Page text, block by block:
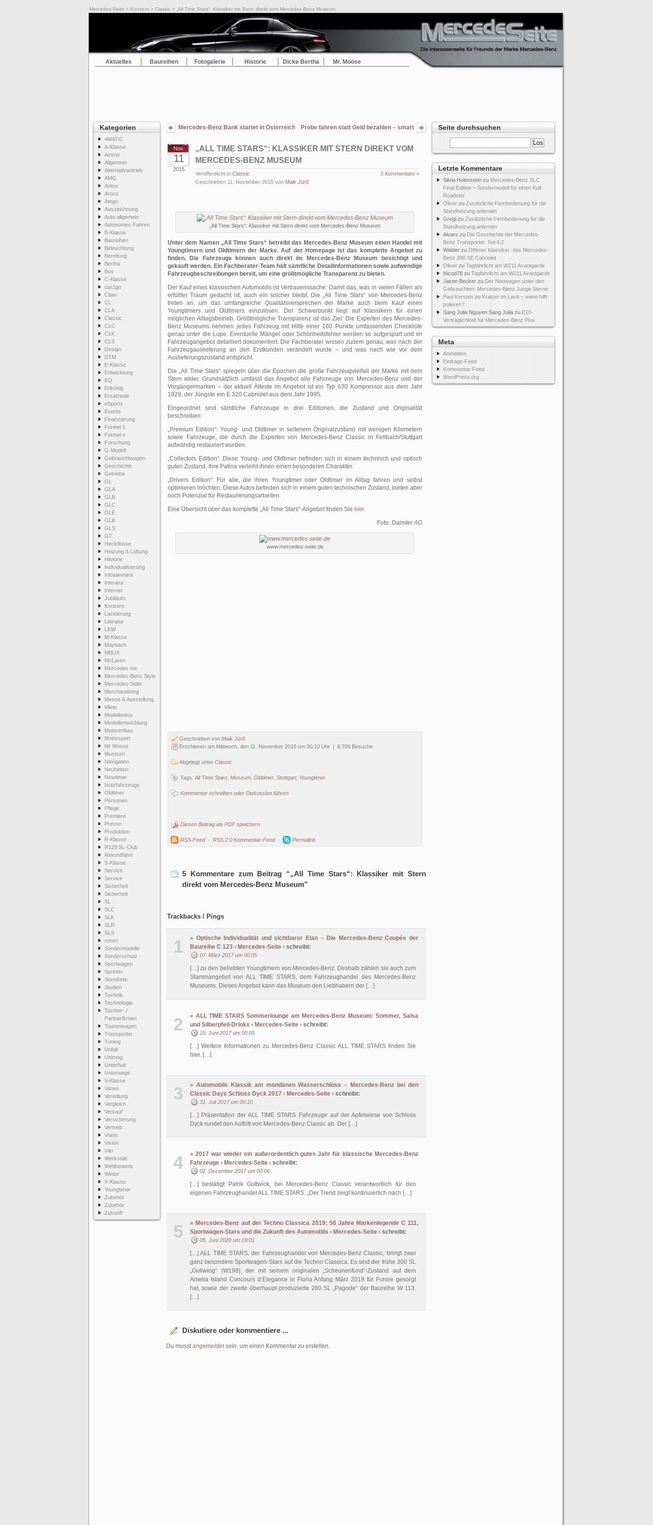
Mercedes-Seite > Konzern > Classic > „All Time Stars“: Klassiker mit Stern direkt vom Mercedes-Benz Museum
Aktuelles Baureihen Fotogalerie Historie Dicke Bertha Mr. Moose
Kategorien
4MATIC
A-Klasse
Actros
Allgemein
Alternativantrieb
AMG
Antos
Arocs
Atego
Auszeichnung
Auto allgemein
Autonomes Fahren
B-Klasse
Baureihen
Beleuchtung
Bereifung
Bertha
Bus
C-Klasse
car2go
Citan
CL
CLA
Classic
CLC
CLK
CLS
Design
DTM
E-Klasse
Entwicklung
EQ
Erlkönig
Ersatzteile
eSports
Events
Finanzierung
Formel 1
Formel e
Forschung
G-Modell
Gebrauchtwagen
Geschichte
Getriebe
GL
GLA
GLB
GLC
GLE
GLK
GLS
GT
Heckflosse
Heizung & Lüftung
Historie
Individualisierung
Infotainment
Interieur
Internet
Jubiläum
Konzern
Lackierung
Literatur
LKW
M-Klasse
Maybach
MBUX
McLaren
Mercedes me
Mercedes-Benz Style
Mercedes-Seite
Merchandising
Messe & Ausstellung
Miete
Modellautos
Modellentwicklung
Motorenbau
Motorsport
Mr Moose
Museum
Navigation
Neuheiten
Newtimer
Nutzfahrzeuge
Oldtimer
Personen
Pflege
Premiere
Presse
Produktion
R-Klasse
R129 SL-Club
Rekordfahrt
S-Klasse
Service
Service
Sicherheit
Sicherheit
SL
SLC
SLK
SLR
SLS
smart
Sondermodelle
Sonderschutz
Sportwagen
Sprinter
Standorte
Studien
Technik
Technologie
Tochter- /
Partnerfirmen
Tourenwagen
Transporter
Tuning
Unfall
Unimog
Unterhalt
Unterwegs
V-Klasse
Vaneo
Veredlung
Vergleich
Verkauf
Versicherung
Vertrieb
Viano
Vision
Vito
Werkstatt
Wettbewerb
Winter
X-Klasse
Youngtimer
Zubehör
Zubehör
Zukunft
Seite durchsuchen
Letzte Kommentare
Silvia Holenstein zu Mercedes-Benz SLC
Final Edition – Sondermodell für einen Kult-
Roadster
Oliver zu Zusätzliche Fernbedienung für die
Standheizung anlernen
Gregi zu Zusätzliche Fernbedienung für die
Standheizung anlernen
Aivars zu Die Geschichte der Mercedes-
Benz Transporter, Teil 4.2
Widder zu Offener Klassiker: das Mercedes-
Benz 280 SE Cabriolet
Oliver zu Tagfahrlicht am W211 Avantgarde
Nicod78 zu Tagfahrlicht am W211 Avantgarde
Jason Becker zu Der Neuwagen unter den
Gebrauchten: Mercedes-Benz Junge Sterne
Paul Kersten zu Kratzer im Lack – wann hilft
polieren?
Sang Julia Nguyen Sang Julia zu E10-
Verträglichkeit für Mercedes-Benz Pkw
Meta
Anmelden
Eintrags-Feed
Kommentar-Feed
WordPress.org
Mercedes-Benz Bank startet in Österreich
Probe fahren statt Geld bezahlen – smart
Nov.
11
2015
„ALL TIME STARS“: KLASSIKER MIT STERN DIREKT VOM
MERCEDES-BENZ MUSEUM
Veröffentlicht in Classic
5 Kommentare »
Geschrieben 11. November 2015 von Maik Jürß
„All Time Stars“: Klassiker mit Stern direkt vom Mercedes-Benz Museum
Unter dem Namen „All Time Stars“ betreibt das Mercedes-Benz Museum einen Handel mit
Youngtimern und Oldtimern der Marke. Auf der Homepage ist das komplette Angebot zu
finden. Die Fahrzeuge können auch direkt im Mercedes-Benz Museum besichtigt und
gekauft werden. Ein Fachberater-Team hält sämtliche Detailinformationen sowie aufwendige
Fahrzeugbeschreibungen bereit, um eine größtmögliche Transparenz zu bieten.
Der Kauf eines klassischen Automobils ist Vertrauenssache. Damit das, was in vielen Fällen als
erfüllter Traum gedacht ist, auch ein solcher bleibt. Die „All Time Stars“ von Mercedes-Benz
treten an, um das umfangreiche Qualitätsversprechen der Marke auch beim Kauf eines
Youngtimers und Oldtimers einzulösen. Der Schwerpunkt liegt auf Klassikern für einen
möglichen Alltagsbetrieb. Größtmögliche Transparenz ist das Ziel: Die Experten des Mercedes-
Benz Museums nehmen jedes Fahrzeug mit Hilfe einer 160 Punkte umfassenden Checkliste
genau unter die Lupe. Eventuelle Mängel oder Schönheitsfehler werden so aufgespürt und im
Fahrzeugangebot detailliert dokumentiert. Die Fachberater wissen zudem genau, was nach der
Fahrzeugauslieferung an den Erstkunden verändert wurde – und was nach wie vor dem
Auslieferungszustand entspricht.
Die „All Time Stars“ spiegeln über die Epochen die große Fahrzeugvielfalt der Marke mit dem
Stern wider. Grundsätzlich umfasst das Angebot alle Fahrzeuge von Mercedes-Benz und der
Vorgängermarken – der aktuell Älteste im Angebot ist ein Typ 630 Kompressor aus dem Jahr
1929, der Jüngste ein E 320 Cabriolet aus dem Jahr 1995.
Eingeordnet sind sämtliche Fahrzeuge in drei Editionen, die Zustand und Originalität
beschreiben:
„Premium Edition“: Young- und Oldtimer in seltenem Originalzustand mit wenigen Kilometern
sowie Fahrzeuge, die durch die Experten von Mercedes-Benz Classic in Fellbach/Stuttgart
aufwändig restauriert wurden.
„Collectors Edition“: Diese Young- und Oldtimer befinden sich in einem technisch und optisch
guten Zustand. Ihre Patina verleiht ihnen einen besonderen Charakter.
„Drivers Edition“: Für alle, die ihren Youngtimer oder Oldtimer im Alltag fahren und selbst
optimieren möchten. Diese Autos befinden sich in einem guten technischen Zustand, bieten aber
noch Potenzial für Restaurierungsarbeiten.
Eine Übersicht über das komplette „All Time Stars“-Angebot finden Sie hier.
Foto: Daimler AG
www.mercedes-seite.de
Geschrieben von Maik Jürß
Erschienen am Mittwoch, den 11. November 2015 um 00:10 Uhr | 8.709 Besuche
Abgelegt unter Classic
Tags: All Time Stars Museum Oldtimer Stuttgart, Youngtimer
Kommentar schreiben oder Diskussion führen
Diesen Beitrag als PDF speichern
RSS-Feed· RSS 2.0 Kommentar-Feed· Permalink
5 Kommentare zum Beitrag “„All Time Stars“: Klassiker mit Stern
direkt vom Mercedes-Benz Museum”
Trackbacks / Pings
1
» Optische Individualität und sichtbarer Elan – Die Mercedes-Benz Coupés der
Baureihe C 123 › Mercedes-Seite ‹ schreibt:
07. März 2017 um 00:05
[…] zu den beliebten Youngtimern von Mercedes-Benz. Deshalb zählen sie auch zum
Stammangebot von ALL TIME STARS, dem Fahrzeughandel des Mercedes-Benz
Museums. Dieses Angebot kann das Museum den Liebhabern der […]
2
» ALL TIME STARS Sommerlounge am Mercedes-Benz Museum: Sommer, Salsa
und Silberpfeil-Drinks › Mercedes-Seite ‹ schreibt:
15. Juni 2017 um 00:05
[…] Weitere Informationen zu Mercedes-Benz Classic ALL TIME STARS finden Sie
hier. […]
3
» Automobile Klassik am mondänen Wasserschloss – Mercedes-Benz bei den
Classic Days Schloss Dyck 2017 › Mercedes-Seite ‹ schreibt:
31. Juli 2017 um 00:10
[…] Präsentation der ALL TIME STARS Fahrzeuge auf der Apfelwiese von Schloss
Dyck rundet den Auftritt von Mercedes-Benz Classic ab. Der […]
4
» 2017 war wieder ein außerordentlich gutes Jahr für klassische Mercedes-Benz
Fahrzeuge › Mercedes-Seite ‹ schreibt:
02. Dezember 2017 um 00:06
[…] bestätigt Patrik Gottwick, bei Mercedes-Benz Classic verantwortlich für den
eigenen Fahrzeughandel ALL TIME STARS. „Der Trend zeigt kontinuierlich nach […]
5
» Mercedes-Benz auf der Techno Classica 2019: 50 Jahre Markenlegende C 111,
Sportwagen-Stars und die Zukunft des Automobils › Mercedes-Seite ‹ schreibt:
05. Juni 2020 um 19:01
[…] ALL TIME STARS, der Fahrzeughandel von Mercedes-Benz Classic, bringt zwei
ganz besondere Sportwagen-Stars auf die Techno Classica: Es sind der frühe 300 SL
„Gullwing“ (W198), der mit seinem originalen „Scheunenfund“-Zustand auf dem
Amelia Island Concours d’Elegance in Floria Anfang März 2019 für Furore gesorgt
hat, sowie der zweite überhaupt produzierte 280 SL „Pagode“ der Baureihe W 113.
[…]
Diskutiere oder kommentiere ...
Du musstangemeldetsein, um einen Kommentar zu erstellen.